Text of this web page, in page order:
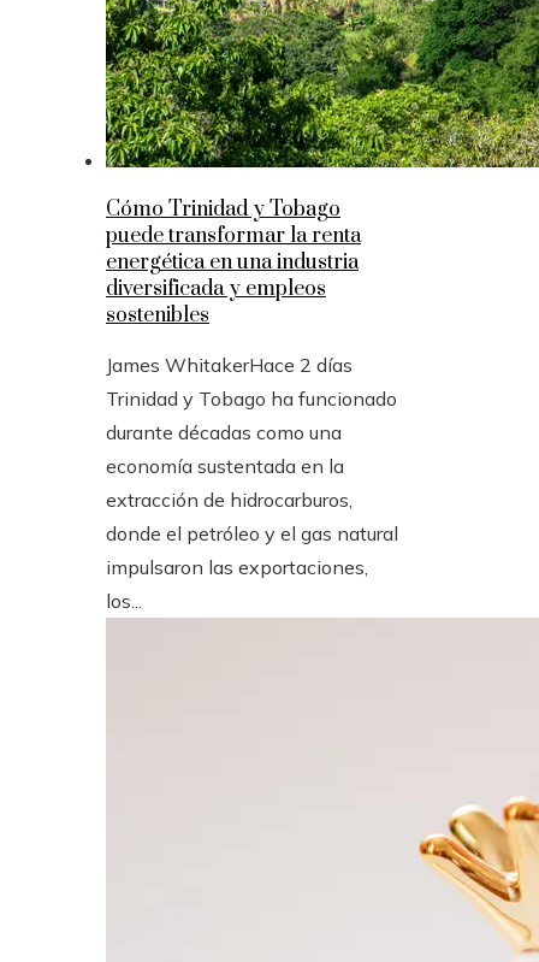
Cómo Trinidad y Tobago
puede transformar la renta
energética en una industria
diversificada y empleos
sostenibles
James WhitakerHace 2 días
Trinidad y Tobago ha funcionado
durante décadas como una
economía sustentada en la
extracción de hidrocarburos,
donde el petróleo y el gas natural
impulsaron las exportaciones,
los...